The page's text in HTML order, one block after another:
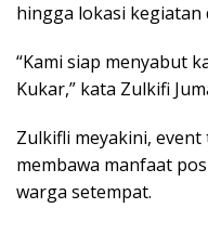
hingga lokasi kegiatan
“Kami siap menyabut
Kukar,” kata Zulkifi
Zulkifli meyakini,
membawa manfaat
warga setempat.